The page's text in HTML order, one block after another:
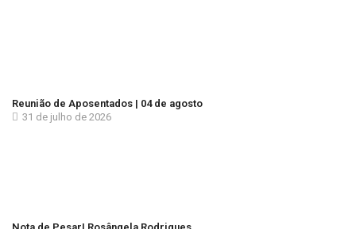
Reunião de Aposentados | 04 de agosto
31 de julho de 2026